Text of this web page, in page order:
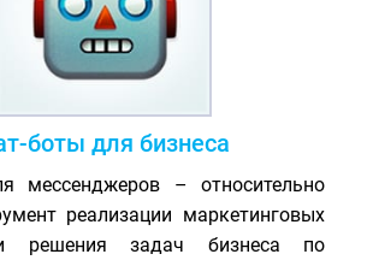
боты для бизнеса
мессенджеров – относительно
реализации маркетинговых
и решения задач бизнеса по